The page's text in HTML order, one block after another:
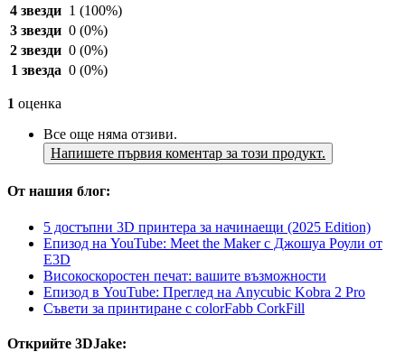
4 звезди 1 (100%)
3 звезди 0 (0%)
2 звезди 0 (0%)
1 звезда 0 (0%)
1 оценка
Все още няма отзиви.
Напишете първия коментар за този продукт.
От нашия блог:
5 достъпни 3D принтера за начинаещи (2025 Edition)
Епизод на YouTube: Meet the Maker с Джошуа Роули от
E3D
Високоскоростен печат: вашите възможности
Епизод в YouTube: Преглед на Anycubic Kobra 2 Pro
Съвети за принтиране с colorFabb CorkFill
Открийте 3DJake: